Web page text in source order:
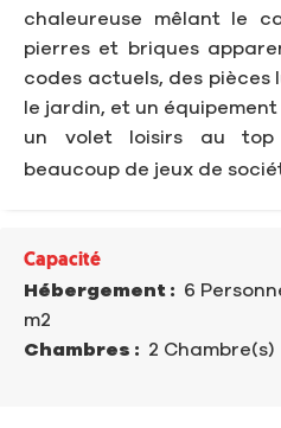
chaleureuse mêlant le
pierres et briques
codes actuels, des pièces
le jardin, et un équipement
un volet loisirs au top
beaucoup de jeux de
Capacité
Hébergement : 6
m2
Chambres : 2 Chambre(s)